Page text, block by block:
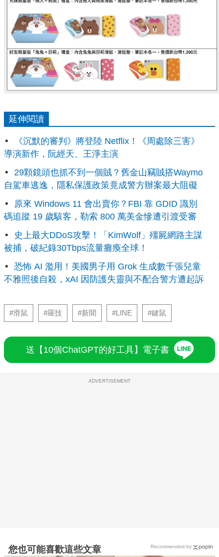
延伸閱讀
《沉默的審判》將登陸 Netflix！《周處除三害》
導演新作，阮經天、王淨主演
29顆鏡頭也抓不到一個賊？舊金山竊賊搭Waymo
自駕車逃逸，隱私保護政策竟成警方辦案最大阻礙
原來 Windows 11 會出賣你？FBI 靠 GDID 識別
碼追蹤 19 歲駭客，勒索 800 萬美金慘遭引渡受審
史上最大DDoS攻擊！「KimWolf」殭屍網路主謀
被捕，破紀錄30Tbps流量癱瘓全球！
恐怖 AI 濫用！美國男子用 Grok 生成數千張兒童
不雅照後自殺，xAI 因防護失靈與不配合警方遭起訴
#滑鼠 #羅技 #新聞 #LINE #鍵鼠
送【10個ChatGPT的好工具】電子書
ADVERTISEMENT
您也可能喜歡這些文章 Recommended by